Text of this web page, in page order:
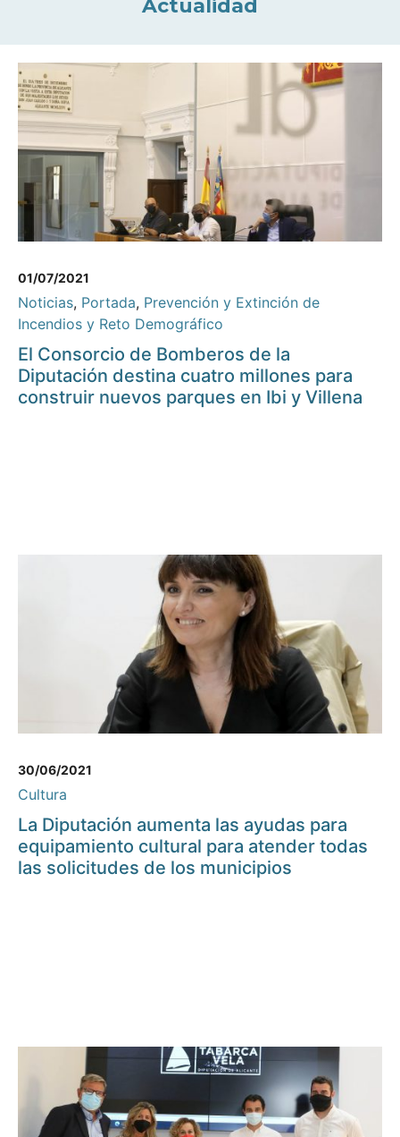
Actualidad
01/07/2021
Noticias, Portada, Prevención y Extinción de
Incendios y Reto Demográfico
El Consorcio de Bomberos de la
Diputación destina cuatro millones para
construir nuevos parques en Ibi y Villena
30/06/2021
Cultura
La Diputación aumenta las ayudas para
equipamiento cultural para atender todas
las solicitudes de los municipios